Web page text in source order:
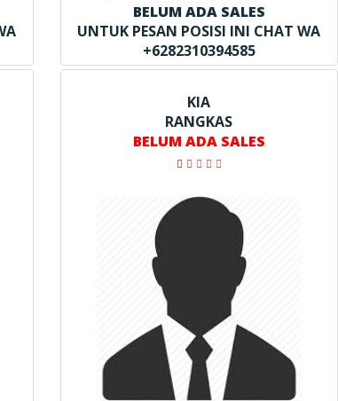
BELUM ADA SALES
UNTUK PESAN POSISI INI CHAT WA
+6282310394585
KIA
RANGKAS
BELUM ADA SALES